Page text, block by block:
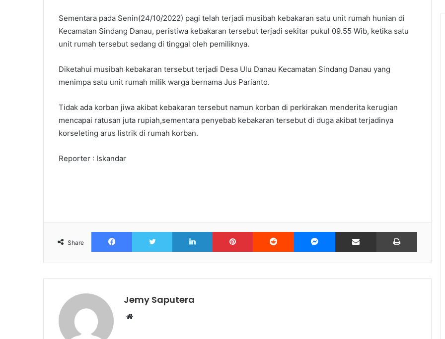
Sementara pada Senin(24/10/2022) pagi telah terjadi musibah kebakaran satu unit rumah hunian di
Kecamatan Sindang Danau, peristiwa kebakaran tersebut terjadi sekitar pukul 09.55 Wib, ketika satu
unit rumah tersebut sedang di tinggal oleh pemiliknya.
Diketahui musibah kebakaran tersebut terjadi Desa Ulu Danau Kecamatan Sindang Danau yang
menimpa satu unit rumah milik warga bernama Jus Parianto.
Tidak ada korban jiwa akibat kebakaran tersebut namun korban di perkirakan menderita kerugian
mencapai ratusan juta rupiah,sementara penyebab kebakaran tersebut di duga akibat terjadinya
korseleting arus listrik di rumah korban.
Reporter : Iskandar
Share
Facebook Twitter LinkedIn Pinterest Reddit Messenger Share via Email Print
Jemy Saputera
Website